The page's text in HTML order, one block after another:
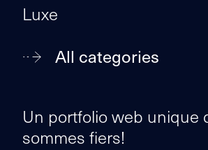
Luxe
All categories
Un portfolio web unique
sommes fiers!